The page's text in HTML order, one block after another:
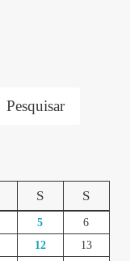
Pesquisar
S S
5
6
12
13